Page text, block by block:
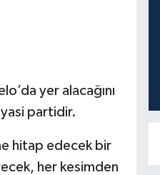
yer alacağını
partidir.
hitap edecek bir
her kesimden